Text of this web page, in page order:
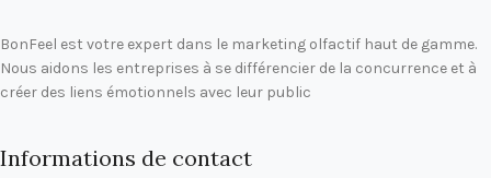
BonFeel est votre expert dans le marketing olfactif haut de gamme.
Nous aidons les entreprises à se différencier de la concurrence et à
créer des liens émotionnels avec leur public
Informations de contact